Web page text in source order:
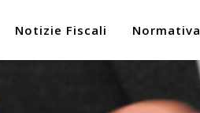
Notizie Fiscali Normativa